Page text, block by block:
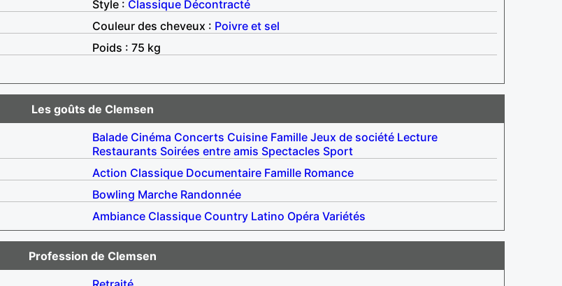
Style : Classique Décontracté
Couleur des cheveux : Poivre et sel
Poids : 75 kg
Les goûts de Clemsen
Balade Cinéma Concerts Cuisine Famille Jeux de société Lecture
Restaurants Soirées entre amis Spectacles Sport
Action Classique Documentaire Famille Romance
Bowling Marche Randonnée
Ambiance Classique Country Latino Opéra Variétés
Profession de Clemsen